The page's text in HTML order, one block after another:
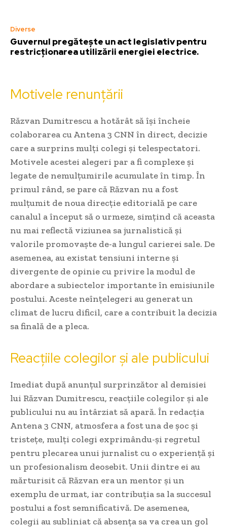
Diverse
Guvernul pregătește un act legislativ pentru
restricționarea utilizării energiei electrice.
Motivele renunțării
Răzvan Dumitrescu a hotărât să își încheie
colaborarea cu Antena 3 CNN în direct, decizie
care a surprins mulți colegi și telespectatori.
Motivele acestei alegeri par a fi complexe și
legate de nemulțumirile acumulate în timp. În
primul rând, se pare că Răzvan nu a fost
mulțumit de noua direcție editorială pe care
canalul a început să o urmeze, simțind că aceasta
nu mai reflectă viziunea sa jurnalistică și
valorile promovaște de-a lungul carierei sale. De
asemenea, au existat tensiuni interne și
divergente de opinie cu privire la modul de
abordare a subiectelor importante în emisiunile
postului. Aceste neînțelegeri au generat un
climat de lucru dificil, care a contribuit la decizia
sa finală de a pleca.
Reacțiile colegilor și ale publicului
Imediat după anunțul surprinzător al demisiei
lui Răzvan Dumitrescu, reacțiile colegilor și ale
publicului nu au întârziat să apară. În redacția
Antena 3 CNN, atmosfera a fost una de șoc și
tristețe, mulți colegi exprimându-și regretul
pentru plecarea unui jurnalist cu o experiență și
un profesionalism deosebit. Unii dintre ei au
mărturisit că Răzvan era un mentor și un
exemplu de urmat, iar contribuția sa la succesul
postului a fost semnificativă. De asemenea,
colegii au subliniat că absența sa va crea un gol